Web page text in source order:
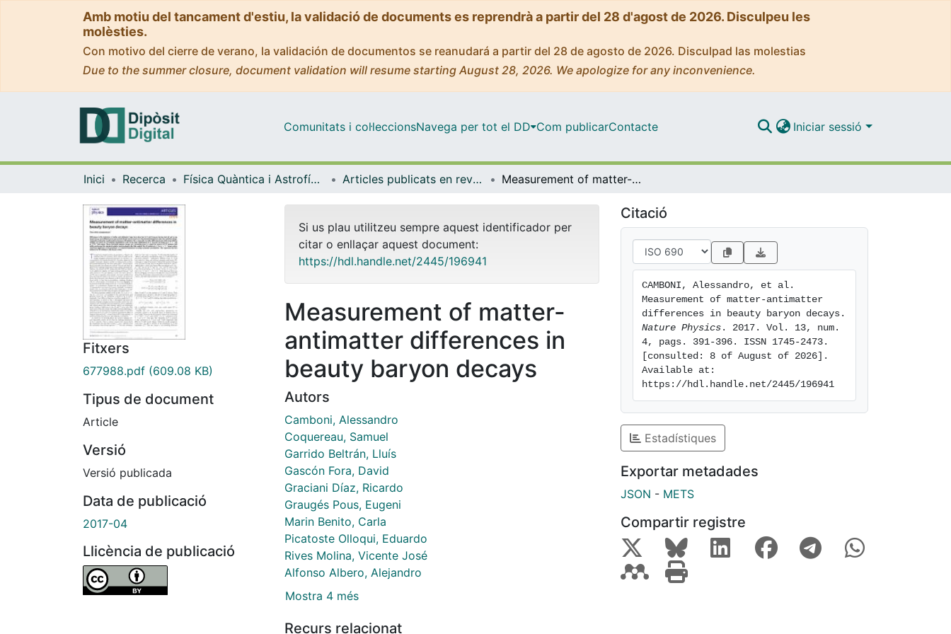
Amb motiu del tancament d'estiu, la validació de documents es reprendrà a partir del 28 d'agost de 2026. Disculpeu les
molèsties.
Con motivo del cierre de verano, la validación de documentos se reanudará a partir del 28 de agosto de 2026. Disculpad las molestias
Due to the summer closure, document validation will resume starting August 28, 2026. We apologize for any inconvenience.
Comunitats i col·leccionsNavega per tot el DD Com publicarContacte Iniciar sessió
Inici Recerca Física Quàntica i Astrofísica Articles publicats en revistes (Física Quàntica i Astrofísica) Measurement of matter-antimatter differences in beauty baryon decays
Fitxers
677988.pdf (609.08 KB)
Tipus de document
Article
Versió
Versió publicada
Data de publicació
2017-04
Llicència de publicació
Si us plau utilitzeu sempre aquest identificador per
citar o enllaçar aquest document:
https://hdl.handle.net/2445/196941
Measurement of matter-
antimatter differences in
beauty baryon decays
Autors
Camboni, Alessandro
Coquereau, Samuel
Garrido Beltrán, Lluís
Gascón Fora, David
Graciani Díaz, Ricardo
Graugés Pous, Eugeni
Marin Benito, Carla
Picatoste Olloqui, Eduardo
Rives Molina, Vicente José
Alfonso Albero, Alejandro
Mostra 4 més
Recurs relacionat
Citació
CAMBONI, Alessandro, et al.
Measurement of matter-antimatter
Nature Physics . 2017. Vol. 13, num.
4, pags. 391-396. ISSN 1745-2473.
[consulted: 8 of August of 2026].
Available at:
https://hdl.handle.net/2445/196941
Estadístiques
Exportar metadades
JSON - METS
Compartir registre